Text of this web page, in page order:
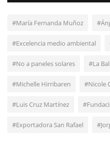
#María Fernanda Muñoz
#Excelencia medio ambiental
#No a paneles solares #La
#Michelle Hirribaren #Nicole
#Luis Cruz Martínez
#Exportadora San Rafael